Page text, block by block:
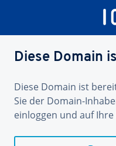
Diese Domain
Diese Domain ist
Sie der Domain-
einloggen und auf